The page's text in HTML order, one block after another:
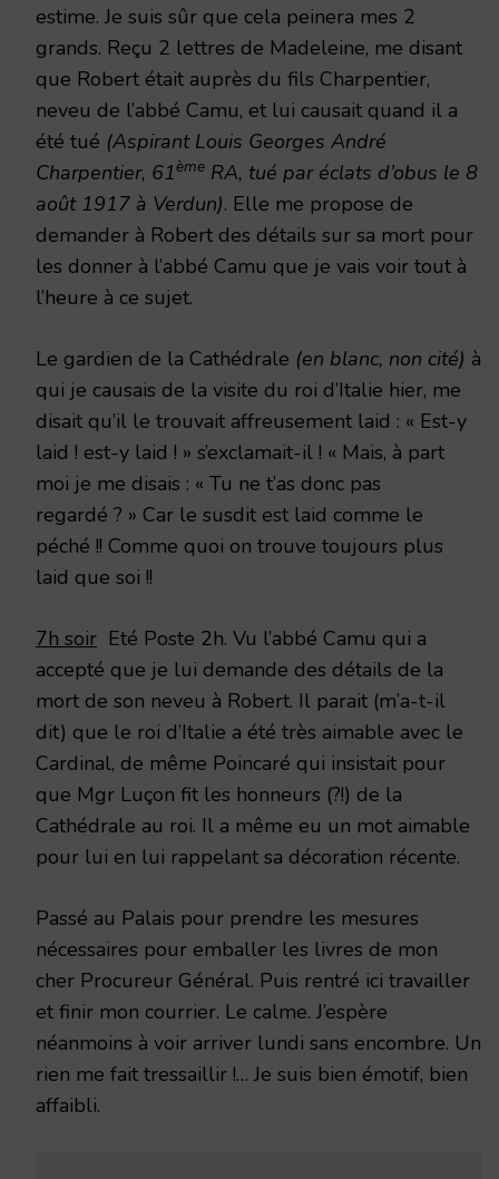
estime. Je suis sûr que cela peinera mes 2
grands. Reçu 2 lettres de Madeleine, me disant
que Robert était auprès du fils Charpentier,
neveu de l’abbé Camu, et lui causait quand il a
été tué (Aspirant Louis Georges André
Charpentier, 61ème RA, tué par éclats d’obus le 8
août 1917 à Verdun). Elle me propose de
demander à Robert des détails sur sa mort pour
les donner à l’abbé Camu que je vais voir tout à
l’heure à ce sujet.
Le gardien de la Cathédrale (en blanc, non cité) à
qui je causais de la visite du roi d’Italie hier, me
disait qu’il le trouvait affreusement laid : « Est-y
laid ! est-y laid ! » s’exclamait-il ! « Mais, à part
moi je me disais : « Tu ne t’as donc pas
regardé ? » Car le susdit est laid comme le
péché !! Comme quoi on trouve toujours plus
laid que soi !!
7h soir Eté Poste 2h. Vu l’abbé Camu qui a
accepté que je lui demande des détails de la
mort de son neveu à Robert. Il parait (m’a-t-il
dit) que le roi d’Italie a été très aimable avec le
Cardinal, de même Poincaré qui insistait pour
que Mgr Luçon fit les honneurs (?!) de la
Cathédrale au roi. Il a même eu un mot aimable
pour lui en lui rappelant sa décoration récente.
Passé au Palais pour prendre les mesures
nécessaires pour emballer les livres de mon
cher Procureur Général. Puis rentré ici travailler
et finir mon courrier. Le calme. J’espère
néanmoins à voir arriver lundi sans encombre. Un
rien me fait tressaillir !… Je suis bien émotif, bien
affaibli.